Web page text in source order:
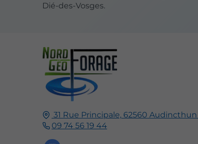
Dié-des-Vosges.
31 Rue Principale, 62560 Audincthun
09 74 56 19 44